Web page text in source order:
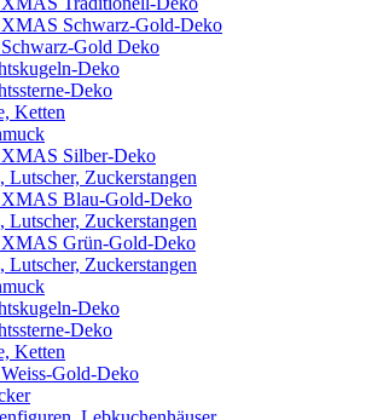
XMAS Schwarz-Gold-Deko
Schwarz-Gold Deko
Deko
Deko
Ketten
XMAS Silber-Deko
Lutscher, Zuckerstangen
XMAS Blau-Gold-Deko
Lutscher, Zuckerstangen
XMAS Grün-Gold-Deko
Lutscher, Zuckerstangen
Deko
Deko
Ketten
Gold-Deko